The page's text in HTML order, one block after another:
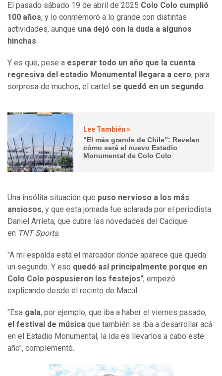
El pasado sábado 19 de abril de 2025 Colo Colo cumplió
100 años, y lo conmemoró a lo grande con distintas
actividades, aunque una dejó con la duda a algunos
hinchas.
Y es que, pese a esperar todo un año que la cuenta
regresiva del estadio Monumental llegara a cero, para
sorpresa de muchos, el cartel se quedó en un segundo.
Lee También >
“El más grande de Chile”: Revelan
cómo será el nuevo Estadio
Monumental de Colo Colo
Una insólita situación que puso nervioso a los más
ansiosos, y que esta jornada fue aclarada por el periodista
Daniel Arrieta, que cubre las novedades del Cacique
en TNT Sports.
"A mi espalda está el marcador donde aparece que queda
un segundo. Y eso quedó así principalmente porque en
Colo Colo pospusieron los festejos", empezó
explicando desde el recinto de Macul.
"Esa gala, por ejemplo, que iba a haber el viernes pasado,
el festival de música que también se iba a desarrollar acá
en el Estadio Monumental, la ida es llevarlos a cabo este
año", complementó.